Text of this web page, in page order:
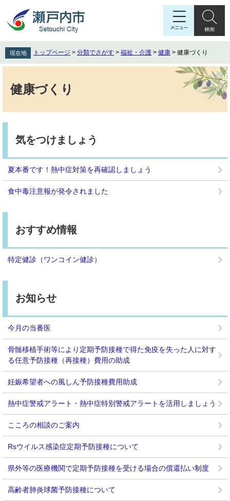
先
頭
を
飛
文
へ
現在地 トップページ > 分類でさがす > 福祉・介護 > 健康 > 健康づくり
健康づくり
気をつけましょう
夏本番です！熱中症対策を再確認しましょう
食中毒注意報が発令されました
おすすめ情報
特定健診（ワンコイン健診）
お知らせ
今月の当番医
骨髄移植手術等により定期予防接種で得た免疫を失った人に対す
る任意予防接種（再接種）費用の助成
妊娠希望者への風しん予防接種費用助成
熱中症警戒アラート・熱中症特別警戒アラートを活用しましょう
こころの相談のご案内
Rsウイルス感染症定期予防接種について
県外等の医療機関で定期予防接種を受ける場合の償還払い制度
高齢者肺炎球菌予防接種について